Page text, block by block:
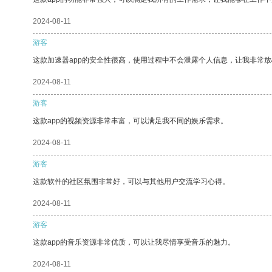
2024-08-11
游客
这款加速器app的安全性很高，使用过程中不会泄露个人信息，让我非常
2024-08-11
游客
这款app的视频资源非常丰富，可以满足我不同的娱乐需求。
2024-08-11
游客
这款软件的社区氛围非常好，可以与其他用户交流学习心得。
2024-08-11
游客
这款app的音乐资源非常优质，可以让我尽情享受音乐的魅力。
2024-08-11